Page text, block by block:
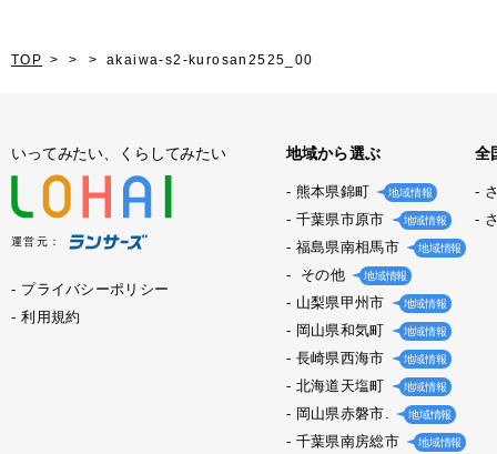
TOP akaiwa-s2-kurosan2525_00
いってみたい、くらしてみたい
運営元：
プライバシーポリシー
利用規約
地域から選ぶ
熊本県錦町 地域情報
千葉県市原市 地域情報
福島県南相馬市 地域情報
その他 地域情報
山梨県甲州市 地域情報
岡山県和気町 地域情報
長崎県西海市 地域情報
北海道天塩町 地域情報
岡山県赤磐市. 地域情報
千葉県南房総市 地域情報
全